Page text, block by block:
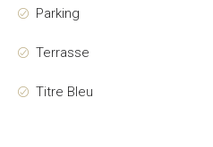
Parking
Terrasse
Titre Bleu